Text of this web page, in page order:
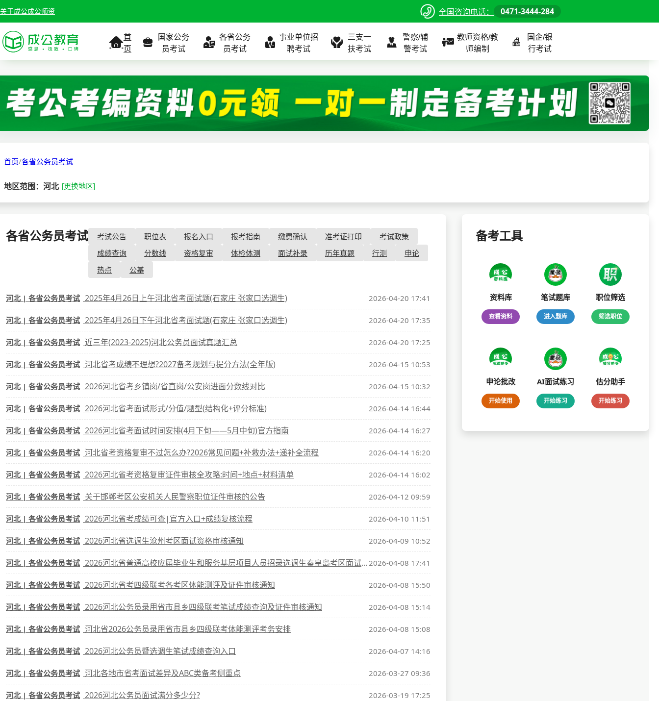
关于成公成公师资 全国咨询电话： 0471-3444-284
首
页
国家公务
员考试
考试公告
职位表
考试政策
成绩查询
资格复审
面试补录
历年真题
公务员课程
各省公务
员考试
考试公告
职位表
成绩查询
分数线
全国
北京
公务员课程
事业单位招
聘考试
考试公告
职位表
成绩查询
分数线
全国
北京
事业单位课程
三支一
扶考试
考试公告
职位表
历年真题
全国
北京
三支一扶课程
警察/辅
警考试
考试公告
职位表
全国
北京
警察/辅警课程
教师资格/教
师编制
考试公告
职位表
全国
北京
教师/资格课程
国企/银
行考试
考试公告
职位表
全国
北京
国企/银行课程
首页/各省公务员考试
地区范围：河北 [更换地区]
各省公务员考试 考试公告 职位表 报名入口 报考指南 缴费确认 准考证打印
考试政策
成绩查询
分数线 资格复审 体检体测 面试补录 历年真题 行测
申论
热点
公基
河北 | 各省公务员考试 2025年4月26日上午河北省考面试题(石家庄 张家口选调生) 2026-04-20 17:41
河北 | 各省公务员考试 2025年4月26日下午河北省考面试题(石家庄 张家口选调生) 2026-04-20 17:35
河北 | 各省公务员考试 近三年(2023-2025)河北公务员面试真题汇总 2026-04-20 17:25
河北 | 各省公务员考试 河北省考成绩不理想?2027备考规划与提分方法(全年版) 2026-04-15 10:53
河北 | 各省公务员考试 2026河北省考乡镇岗/省直岗/公安岗进面分数线对比 2026-04-15 10:32
河北 | 各省公务员考试 2026河北省考面试形式/分值/题型(结构化+评分标准) 2026-04-14 16:44
河北 | 各省公务员考试 2026河北省考面试时间安排(4月下旬——5月中旬)官方指南 2026-04-14 16:27
河北 | 各省公务员考试 河北省考资格复审不过怎么办?2026常见问题+补救办法+递补全流程 2026-04-14 16:20
河北 | 各省公务员考试 2026河北省考资格复审证件审核全攻略:时间+地点+材料清单 2026-04-14 16:02
河北 | 各省公务员考试 关于邯郸考区公安机关人民警察职位证件审核的公告 2026-04-12 09:59
河北 | 各省公务员考试 2026河北省考成绩可查|官方入口+成绩复核流程 2026-04-10 11:51
河北 | 各省公务员考试 2026河北省选调生沧州考区面试资格审核通知 2026-04-09 10:52
河北 | 各省公务员考试 2026河北省普通高校应届毕业生和服务基层项目人员招录选调生秦皇岛考区面试资格复审通知 2026-04-08 17:41
河北 | 各省公务员考试 2026河北省考四级联考各考区体能测评及证件审核通知 2026-04-08 15:50
河北 | 各省公务员考试 2026河北公务员录用省市县乡四级联考笔试成绩查询及证件审核通知 2026-04-08 15:14
河北 | 各省公务员考试 河北省2026公务员录用省市县乡四级联考体能测评考务安排 2026-04-08 15:08
河北 | 各省公务员考试 2026河北公务员暨选调生笔试成绩查询入口 2026-04-07 14:16
河北 | 各省公务员考试 河北各地市省考面试差异及ABC类备考侧重点 2026-03-27 09:36
河北 | 各省公务员考试 2026河北公务员面试满分多少分? 2026-03-19 17:25
备考工具
资料库
查看资料
笔试题库
进入题库
职位筛选
筛选职位
申论批改
开始使用
AI面试练习
开始练习
估分助手
开始练习